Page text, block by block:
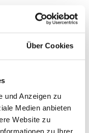
Über Cookies
und Anzeigen zu
Medien anbieten
Website zu
zu Ihrer
die, ob Sie
nur selbst
zusätzlich
aus
Die